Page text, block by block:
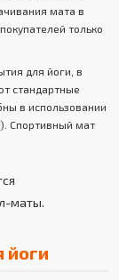
мата в
только
для йоги, в
стандартные
в использовании
Спортивный мат
маты.
йоги